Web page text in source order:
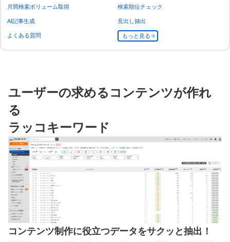
月間検索ボリューム取得 検索順位チェック
AI記事生成 見出し抽出
よくある質問 もっと見る
ユーザーの求めるコンテンツが作れ
る
ラッコキーワード
コンテンツ制作に役立つデータをサクッと抽出！